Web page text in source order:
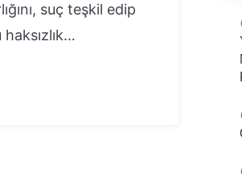
suç teşkil edip